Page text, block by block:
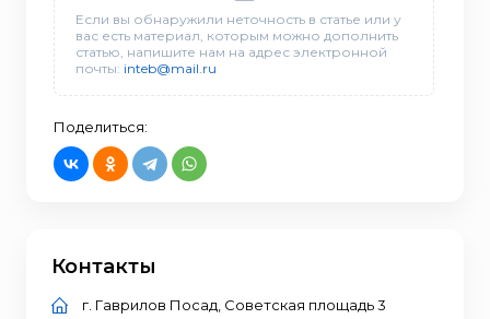
Если вы обнаружили неточность в статье или у
вас есть материал, которым можно дополнить
статью, напишите нам на адрес электронной
почты: inteb@mail.ru
Поделиться:
Контакты
г. Гаврилов Посад, Советская площадь 3